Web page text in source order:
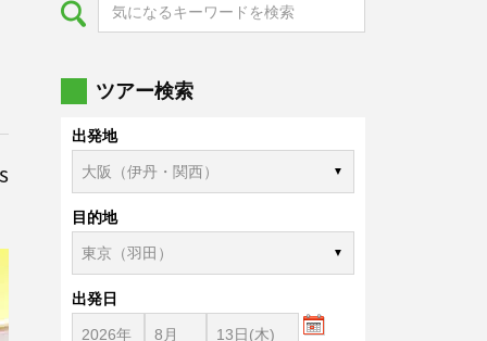
ツアー検索
出発地
目的地
出発日